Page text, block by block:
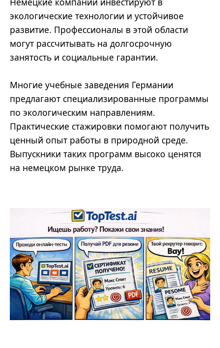
экологические технологии и устойчивое
развитие. Профессионалы в этой области
могут рассчитывать на долгосрочную
занятость и социальные гарантии.
Многие учебные заведения Германии
предлагают специализированные программы
по экологическим направлениям.
Практические стажировки помогают получить
ценный опыт работы в природной среде.
Выпускники таких программ высоко ценятся
на немецком рынке труда.